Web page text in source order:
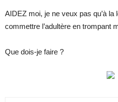
AIDEZ moi, je ne veux pas qu’à
commettre l’adultère en trompant
Que dois-je faire ?